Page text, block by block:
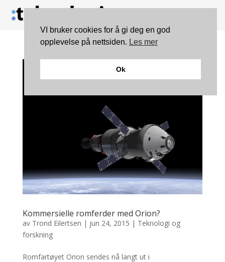
Kommersielle romferder med Orion?
av Trond Eilertsen | jun 24, 2015 | Teknologi og
forskning
Romfartøyet Orion sendes nå langt ut i
VI bruker cookies for å gi deg en god
opplevelse på nettsiden. Les mer
Ok